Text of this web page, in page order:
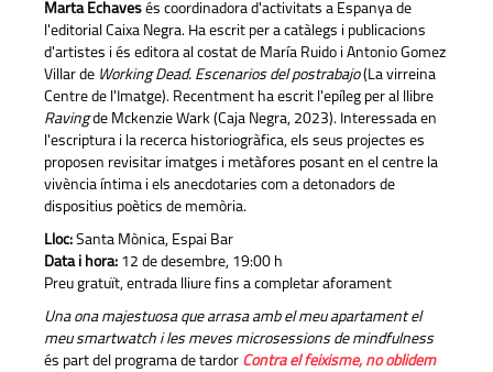
Marta Echaves és coordinadora d'activitats a Espanya de
l'editorial Caixa Negra. Ha escrit per a catàlegs i publicacions
d'artistes i és editora al costat de María Ruido i Antonio Gomez
Villar de Working Dead. Escenarios del postrabajo(La virreina
Centre de l'Imatge). Recentment ha escrit l'epíleg per al llibre
Ravingde Mckenzie Wark (Caja Negra, 2023). Interessada en
l'escriptura i la recerca historiogràfica, els seus projectes es
proposen revisitar imatges i metàfores posant en el centre la
vivència íntima i els anecdotaries com a detonadors de
dispositius poètics de memòria.
Lloc: Santa Mònica, Espai Bar
Data i hora: 12 de desembre, 19:00 h
Preu gratuït, entrada lliure fins a completar aforament
Una ona majestuosa que arrasa amb el meu apartament el
meu smartwatch i les meves microsessions de mindfulness
és part del programa de tardor Contra el feixisme, no oblidem